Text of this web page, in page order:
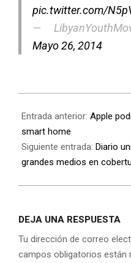
pic.twitter.com/
—
Mayo 26, 2014
Entrada anterior: Apple
smart home
Siguiente entrada: Diario
grandes medios en
DEJA UNA RESPUESTA
Tu dirección de correo
campos obligatorios están